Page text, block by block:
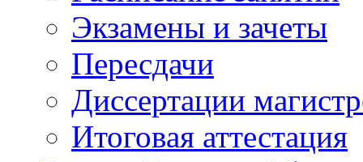
Экзамены и зачеты
Пересдачи
Диссертации
Итоговая аттестация